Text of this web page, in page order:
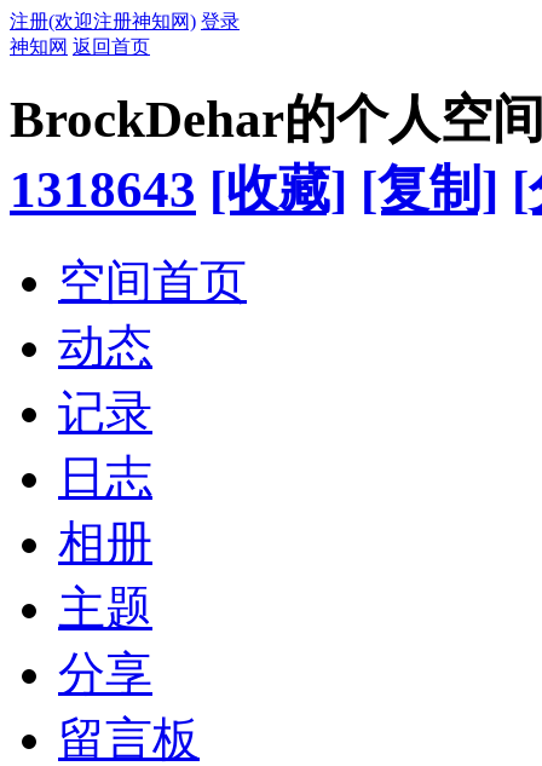
注册(欢迎注册神知网) 登录
神知网 返回首页
BrockDehar的个人空
1318643 [收藏] [复制] [
空间首页
动态
记录
日志
相册
主题
分享
留言板